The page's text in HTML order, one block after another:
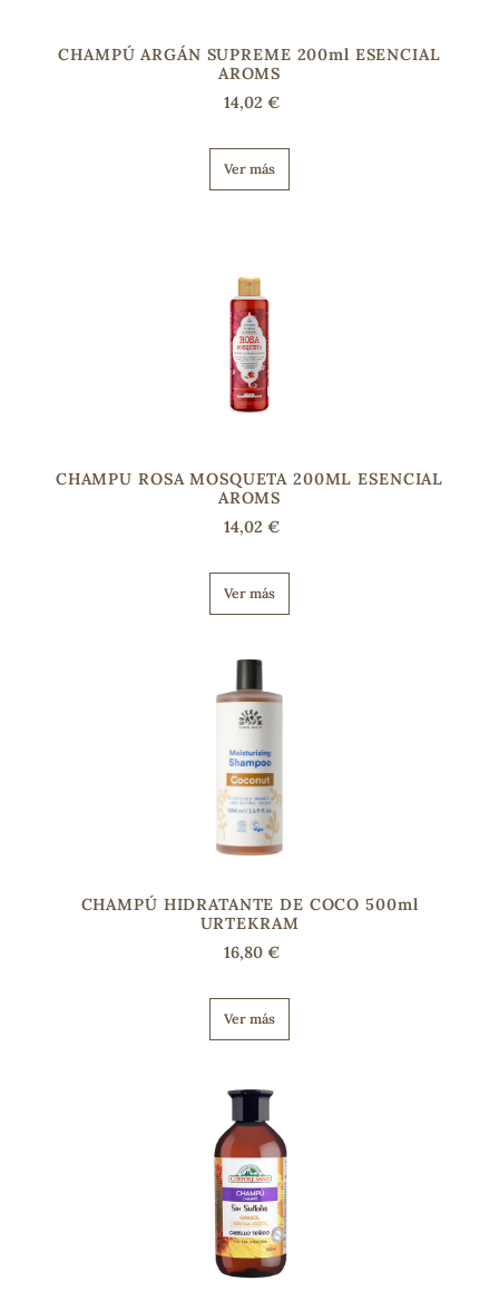
CHAMPÚ ARGÁN SUPREME 200ml ESENCIAL
AROMS
14,02 €
Ver más
CHAMPU ROSA MOSQUETA 200ML ESENCIAL
AROMS
14,02 €
Ver más
CHAMPÚ HIDRATANTE DE COCO 500ml
URTEKRAM
16,80 €
Ver más